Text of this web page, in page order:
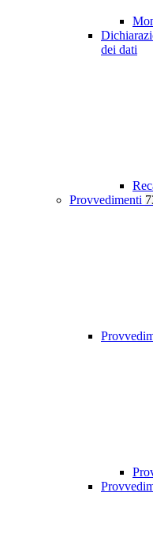
dei dati
Provvedimenti